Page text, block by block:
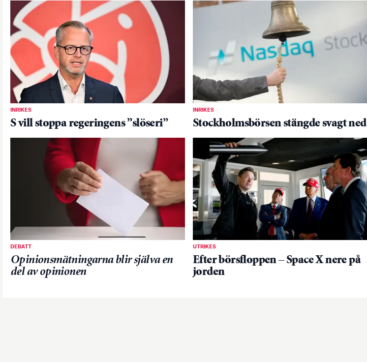
INRIKES
S vill stoppa regeringens ”slöseri”
INRIKES
Stockholmsbörsen stängde svagt ned
DEBATT
Opinionsmätningarna blir själva en
del av opinionen
UTRIKES
Efter börsfloppen – Space X nere på
jorden